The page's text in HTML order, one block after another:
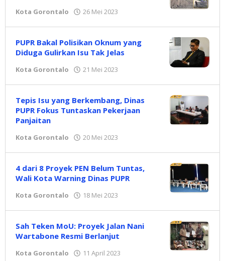
Kota Gorontalo 26 Mei 2023
PUPR Bakal Polisikan Oknum yang
Diduga Gulirkan Isu Tak Jelas
Kota Gorontalo 21 Mei 2023
Tepis Isu yang Berkembang, Dinas
PUPR Fokus Tuntaskan Pekerjaan
Panjaitan
Kota Gorontalo 20 Mei 2023
4 dari 8 Proyek PEN Belum Tuntas,
Wali Kota Warning Dinas PUPR
Kota Gorontalo 18 Mei 2023
Sah Teken MoU: Proyek Jalan Nani
Wartabone Resmi Berlanjut
Kota Gorontalo 11 April 2023